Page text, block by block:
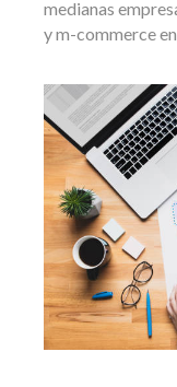
medianas
y m-commerce